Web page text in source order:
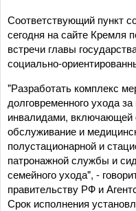
Соответствующий пункт
сегодня на сайте Кремля
встречи главы
социально-
"Разработать комплекс
долговременного ухода
инвалидами, включающей
обслуживание и
полустационарной и
патронажной службы и
семейного ухода", -
правительству РФ и
Срок исполнения